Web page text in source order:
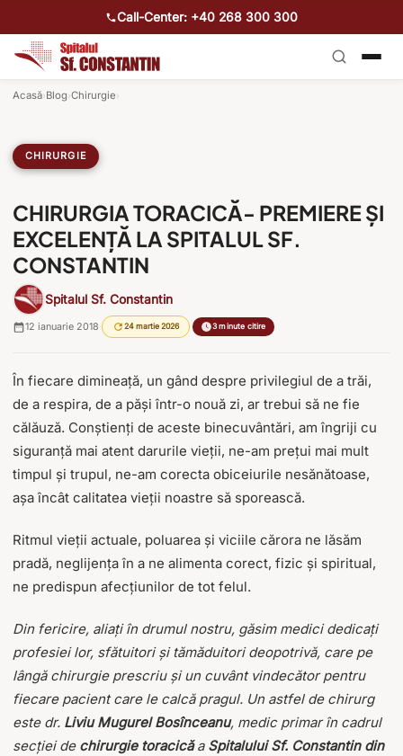
Call-Center: +40 268 300 300
Acasă›Blog›Chirurgie›
CHIRURGIE
CHIRURGIA TORACICĂ- PREMIERE ȘI
EXCELENȚĂ LA SPITALUL SF.
CONSTANTIN
Spitalul Sf. Constantin
12 ianuarie 2018· 24 martie 2026 · 3 minute citire
În fiecare dimineață, un gând despre privilegiul de a trăi,
de a respira, de a păși într-o nouă zi, ar trebui să ne fie
călăuză. Conștienți de aceste binecuvântări, am îngriji cu
siguranță mai atent darurile vieții, ne-am prețui mai mult
timpul și trupul, ne-am corecta obiceiurile nesănătoase,
așa încât calitatea vieții noastre să sporească.
Ritmul vieții actuale, poluarea și viciile cărora ne lăsăm
pradă, neglijența în a ne alimenta corect, fizic și spiritual,
ne predispun afecțiunilor de tot felul.
Din fericire, aliați în drumul nostru, găsim medici dedicați
profesiei lor, sfătuitori și tămăduitori deopotrivă, care pe
lângă chirurgie prescriu și un cuvânt vindecător pentru
fiecare pacient care le calcă pragul. Un astfel de chirurg
este dr. Liviu Mugurel Bosînceanu, medic primar în cadrul
secției de chirurgie toracicăa Spitalului Sf. Constantin din